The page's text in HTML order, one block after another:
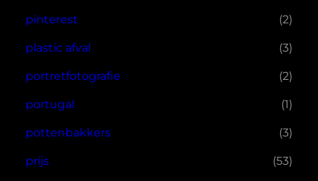
pinterest (2)
plastic afval (3)
portretfotografie (2)
portugal (1)
pottenbakkers (3)
prijs (53)